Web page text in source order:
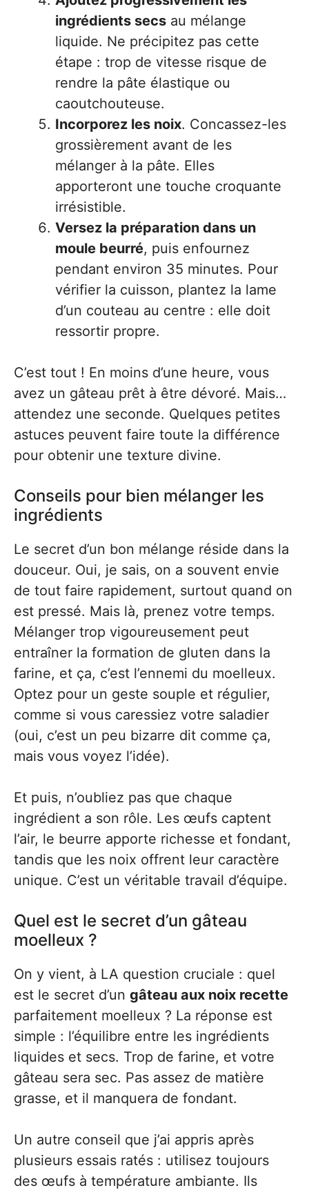
ingrédients secs au mélange
liquide. Ne précipitez pas cette
étape : trop de vitesse risque de
rendre la pâte élastique ou
caoutchouteuse.
Incorporez les noix. Concassez-les
grossièrement avant de les
mélanger à la pâte. Elles
apporteront une touche croquante
irrésistible.
Versez la préparation dans un
moule beurré, puis enfournez
pendant environ 35 minutes. Pour
vérifier la cuisson, plantez la lame
d’un couteau au centre : elle doit
ressortir propre.
C’est tout ! En moins d’une heure, vous
avez un gâteau prêt à être dévoré. Mais…
attendez une seconde. Quelques petites
astuces peuvent faire toute la différence
pour obtenir une texture divine.
Conseils pour bien mélanger les
ingrédients
Le secret d’un bon mélange réside dans la
douceur. Oui, je sais, on a souvent envie
de tout faire rapidement, surtout quand on
est pressé. Mais là, prenez votre temps.
Mélanger trop vigoureusement peut
entraîner la formation de gluten dans la
farine, et ça, c’est l’ennemi du moelleux.
Optez pour un geste souple et régulier,
comme si vous caressiez votre saladier
(oui, c’est un peu bizarre dit comme ça,
mais vous voyez l’idée).
Et puis, n’oubliez pas que chaque
ingrédient a son rôle. Les œufs captent
l’air, le beurre apporte richesse et fondant,
tandis que les noix offrent leur caractère
unique. C’est un véritable travail d’équipe.
Quel est le secret d’un gâteau
moelleux ?
On y vient, à LA question cruciale : quel
est le secret d’un gâteau aux noix recette
parfaitement moelleux ? La réponse est
simple : l’équilibre entre les ingrédients
liquides et secs. Trop de farine, et votre
gâteau sera sec. Pas assez de matière
grasse, et il manquera de fondant.
Un autre conseil que j’ai appris après
plusieurs essais ratés : utilisez toujours
des œufs à température ambiante. Ils